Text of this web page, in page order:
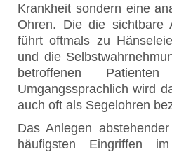
Krankheit sondern eine
Ohren. Die die sichtbare
führt oftmals zu
und die
betroffenen
Umgangssprachlich wird
auch oft als Segelohren
Das Anlegen
häufigsten Eingriffen